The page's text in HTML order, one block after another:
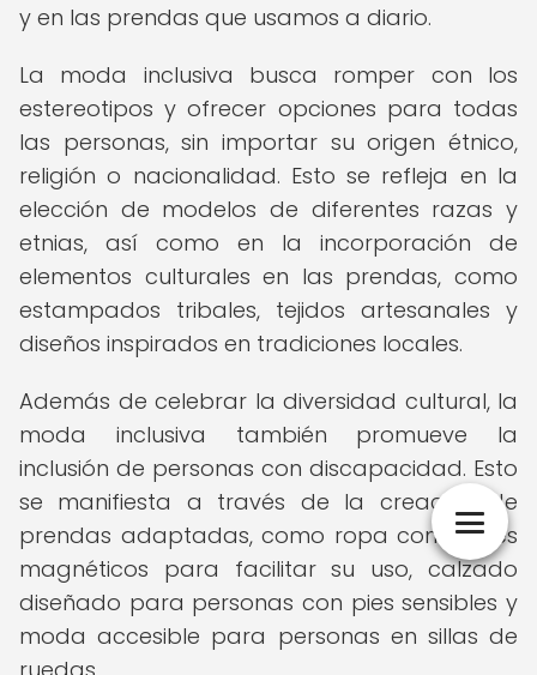
y en las prendas que usamos a diario.
La moda inclusiva busca romper con los
estereotipos y ofrecer opciones para todas
las personas, sin importar su origen étnico,
religión o nacionalidad. Esto se refleja en la
elección de modelos de diferentes razas y
etnias, así como en la incorporación de
elementos culturales en las prendas, como
estampados tribales, tejidos artesanales y
diseños inspirados en tradiciones locales.
Además de celebrar la diversidad cultural, la
moda inclusiva también promueve la
inclusión de personas con discapacidad. Esto
se manifiesta a través de la creación de
prendas adaptadas, como ropa con cierres
magnéticos para facilitar su uso, calzado
diseñado para personas con pies sensibles y
moda accesible para personas en sillas de